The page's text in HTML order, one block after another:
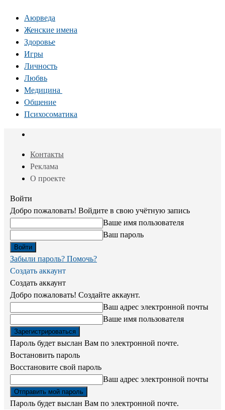
Аюрведа
Женские имена
Здоровье
Игры
Личность
Любвь
Медицина
Общение
Психосоматика
Контакты
Реклама
О проекте
Войти
Добро пожаловать! Войдите в свою учётную запись
Ваше имя пользователя
Ваш пароль
Забыли пароль? Помочь?
Создать аккаунт
Создать аккаунт
Добро пожаловать! Создайте аккаунт.
Ваш адрес электронной почты
Ваше имя пользователя
Пароль будет выслан Вам по электронной почте.
Востановить пароль
Восстановите свой пароль
Ваш адрес электронной почты
Пароль будет выслан Вам по электронной почте.